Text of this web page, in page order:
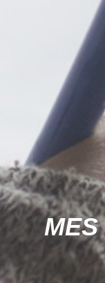
MES